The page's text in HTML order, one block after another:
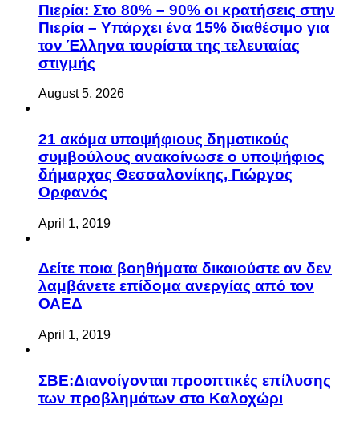
Πιερία: Στο 80% – 90% οι κρατήσεις στην
Πιερία – Υπάρχει ένα 15% διαθέσιμο για
τον Έλληνα τουρίστα της τελευταίας
στιγμής
August 5, 2026
21 ακόμα υποψήφιους δημοτικούς
συμβούλους ανακοίνωσε ο υποψήφιος
δήμαρχος Θεσσαλονίκης, Γιώργος
Ορφανός
April 1, 2019
Δείτε ποια βοηθήματα δικαιούστε αν δεν
λαμβάνετε επίδομα ανεργίας από τον
ΟΑΕΔ
April 1, 2019
ΣΒΕ:Διανοίγονται προοπτικές επίλυσης
των προβλημάτων στο Καλοχώρι